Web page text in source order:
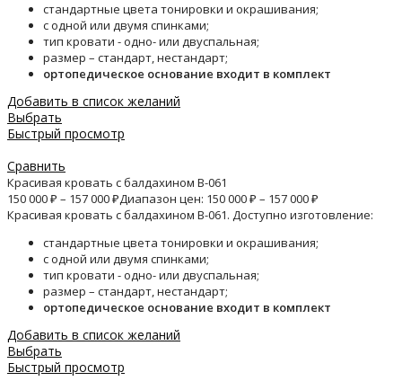
стандартные цвета тонировки и окрашивания;
с одной или двумя спинками;
тип кровати - одно- или двуспальная;
размер – стандарт, нестандарт;
ортопедическое основание входит в комплект
Добавить в список желаний
Выбрать
Быстрый просмотр
Сравнить
Красивая кровать с балдахином B-061
150 000₽ – 157 000₽Диапазон цен: 150 000 ₽ – 157 000 ₽
Красивая кровать с балдахином B-061. Доступно изготовление:
стандартные цвета тонировки и окрашивания;
с одной или двумя спинками;
тип кровати - одно- или двуспальная;
размер – стандарт, нестандарт;
ортопедическое основание входит в комплект
Добавить в список желаний
Выбрать
Быстрый просмотр